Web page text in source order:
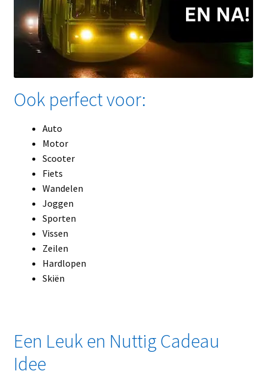
Ook perfect voor:
Auto
Motor
Scooter
Fiets
Wandelen
Joggen
Sporten
Vissen
Zeilen
Hardlopen
Skiën
Een Leuk en Nuttig Cadeau
Idee